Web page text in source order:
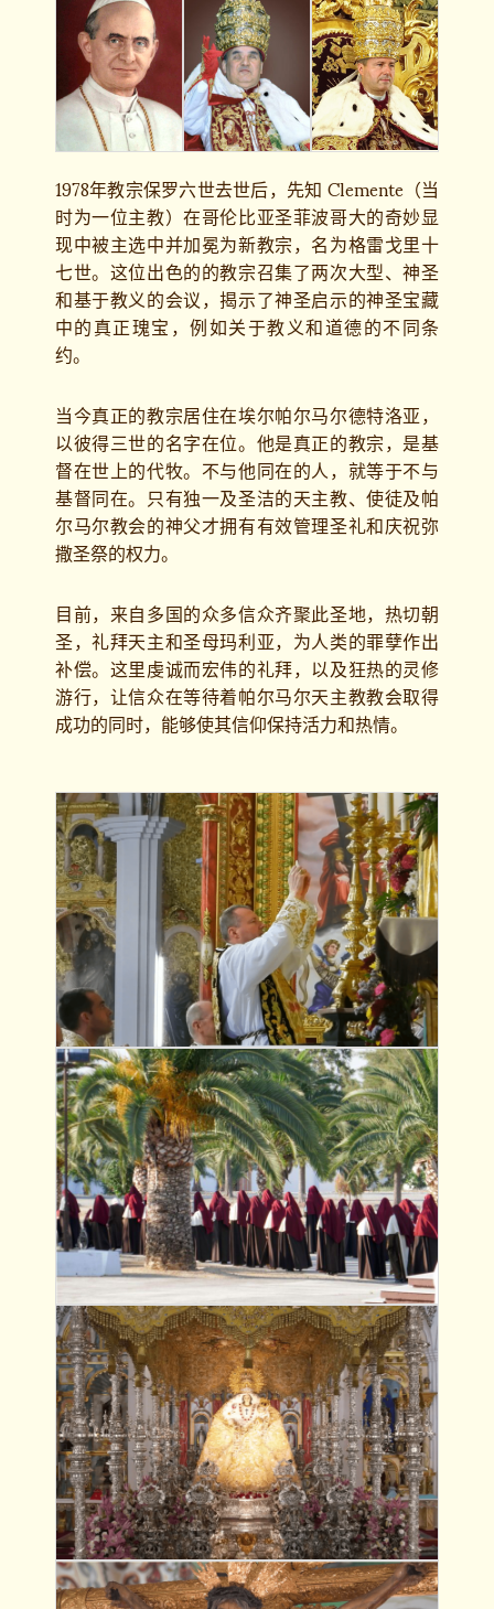
1978年教宗保罗六世去世后，先知 Clemente（当
时为一位主教）在哥伦比亚圣菲波哥大的奇妙显
现中被主选中并加冕为新教宗，名为格雷戈里十
七世。这位出色的的教宗召集了两次大型、神圣
和基于教义的会议，揭示了神圣启示的神圣宝藏
中的真正瑰宝，例如关于教义和道德的不同条
约。
当今真正的教宗居住在埃尔帕尔马尔德特洛亚，
以彼得三世的名字在位。他是真正的教宗，是基
督在世上的代牧。不与他同在的人，就等于不与
基督同在。只有独一及圣洁的天主教、使徒及帕
尔马尔教会的神父才拥有有效管理圣礼和庆祝弥
撒圣祭的权力。
目前，来自多国的众多信众齐聚此圣地，热切朝
圣，礼拜天主和圣母玛利亚，为人类的罪孽作出
补偿。这里虔诚而宏伟的礼拜，以及狂热的灵修
游行，让信众在等待着帕尔马尔天主教教会取得
成功的同时，能够使其信仰保持活力和热情。